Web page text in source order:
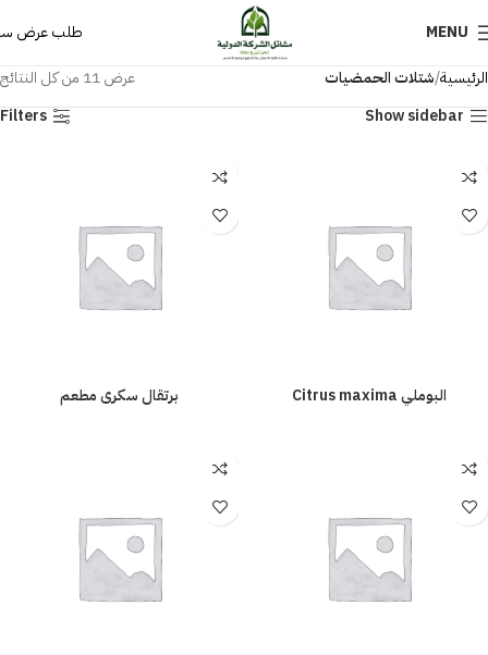
MENU
طلب عرض
الرئيسية شتلات الحمضيات
عرض ⁦11⁩ من كل النتائج
Show sidebar
Filters
البوملي Citrus maxima برتقال سكرى مطعم